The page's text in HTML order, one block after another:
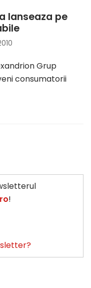
lanseaza pe
Grup
consumatorii
!